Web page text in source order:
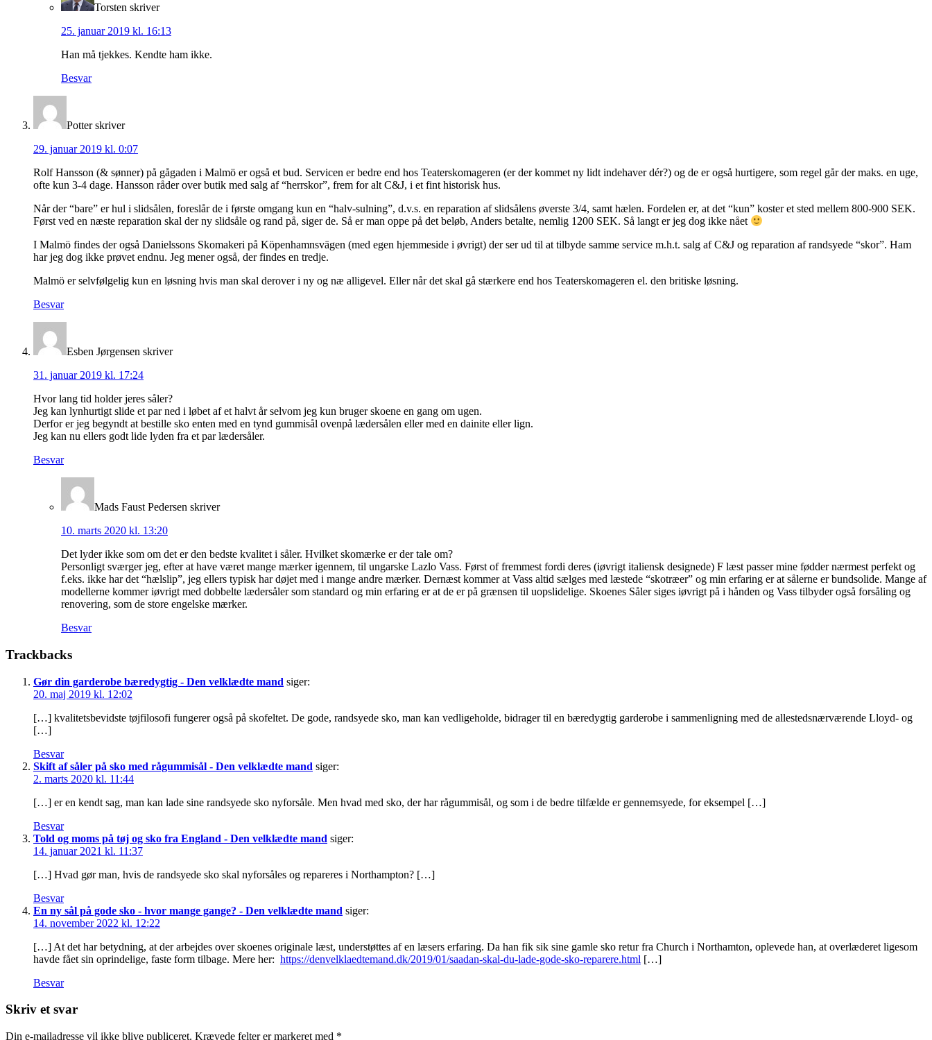
Torsten skriver
25. januar 2019 kl. 16:13
Han må tjekkes. Kendte ham ikke.
Besvar
Potter skriver
29. januar 2019 kl. 0:07
Rolf Hansson (& sønner) på gågaden i Malmö er også et bud. Servicen er bedre end hos Teaterskomageren (er der kommet ny lidt indehaver dér?) og de er også hurtigere, som regel går der maks. en uge,
ofte kun 3-4 dage. Hansson råder over butik med salg af “herrskor”, frem for alt C&J, i et fint historisk hus.
Når der “bare” er hul i slidsålen, foreslår de i første omgang kun en “halv-sulning”, d.v.s. en reparation af slidsålens øverste 3/4, samt hælen. Fordelen er, at det “kun” koster et sted mellem 800-900 SEK.
Først ved en næste reparation skal der ny slidsåle og rand på, siger de. Så er man oppe på det beløb, Anders betalte, nemlig 1200 SEK. Så langt er jeg dog ikke nået
I Malmö findes der også Danielssons Skomakeri på Köpenhamnsvägen (med egen hjemmeside i øvrigt) der ser ud til at tilbyde samme service m.h.t. salg af C&J og reparation af randsyede “skor”. Ham
har jeg dog ikke prøvet endnu. Jeg mener også, der findes en tredje.
Malmö er selvfølgelig kun en løsning hvis man skal derover i ny og næ alligevel. Eller når det skal gå stærkere end hos Teaterskomageren el. den britiske løsning.
Besvar
Esben Jørgensen skriver
31. januar 2019 kl. 17:24
Hvor lang tid holder jeres såler?
Jeg kan lynhurtigt slide et par ned i løbet af et halvt år selvom jeg kun bruger skoene en gang om ugen.
Derfor er jeg begyndt at bestille sko enten med en tynd gummisål ovenpå lædersålen eller med en dainite eller lign.
Jeg kan nu ellers godt lide lyden fra et par lædersåler.
Besvar
Mads Faust Pedersen skriver
10. marts 2020 kl. 13:20
Det lyder ikke som om det er den bedste kvalitet i såler. Hvilket skomærke er der tale om?
Personligt sværger jeg, efter at have været mange mærker igennem, til ungarske Lazlo Vass. Først of fremmest fordi deres (iøvrigt italiensk designede) F læst passer mine fødder nærmest perfekt og
f.eks. ikke har det “hælslip”, jeg ellers typisk har døjet med i mange andre mærker. Dernæst kommer at Vass altid sælges med læstede “skotræer” og min erfaring er at sålerne er bundsolide. Mange af
modellerne kommer iøvrigt med dobbelte lædersåler som standard og min erfaring er at de er på grænsen til uopslidelige. Skoenes Såler siges iøvrigt på i hånden og Vass tilbyder også forsåling og
renovering, som de store engelske mærker.
Besvar
Trackbacks
Gør din garderobe bæredygtig - Den velklædte mand siger:
20. maj 2019 kl. 12:02
[…] kvalitetsbevidste tøjfilosofi fungerer også på skofeltet. De gode, randsyede sko, man kan vedligeholde, bidrager til en bæredygtig garderobe i sammenligning med de allestedsnærværende Lloyd- og
[…]
Besvar
Skift af såler på sko med rågummisål - Den velklædte mand siger:
2. marts 2020 kl. 11:44
[…] er en kendt sag, man kan lade sine randsyede sko nyforsåle. Men hvad med sko, der har rågummisål, og som i de bedre tilfælde er gennemsyede, for eksempel […]
Besvar
Told og moms på tøj og sko fra England - Den velklædte mand siger:
14. januar 2021 kl. 11:37
[…] Hvad gør man, hvis de randsyede sko skal nyforsåles og repareres i Northampton? […]
Besvar
En ny sål på gode sko - hvor mange gange? - Den velklædte mand siger:
14. november 2022 kl. 12:22
[…] At det har betydning, at der arbejdes over skoenes originale læst, understøttes af en læsers erfaring. Da han fik sik sine gamle sko retur fra Church i Northamton, oplevede han, at overlæderet ligesom
havde fået sin oprindelige, faste form tilbage. Mere her: https://denvelklaedtemand.dk/2019/01/saadan-skal-du-lade-gode-sko-reparere.html […]
Besvar
Skriv et svar
Din e-mailadresse vil ikke blive publiceret. Krævede felter er markeret med *